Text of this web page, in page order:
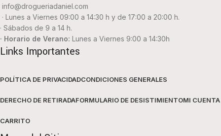
info@drogueriadaniel.com
· Lunes a Viernes 09:00 a 14:30 h y de 17:00 a 20:00 h.
· Sábados de 9 a 14 h.
· Horario de Verano: Lunes a Viernes 9:00 a 14:30h
Links Importantes
POLÍTICA DE PRIVACIDADCONDICIONES GENERALES
DERECHO DE RETIRADAFORMULARIO DE DESISTIMIENTOMI CUENTA
CARRITO